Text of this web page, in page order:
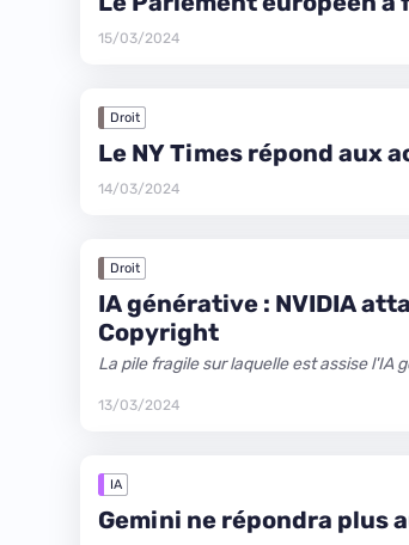
15/03/2024
Droit
Le NY Times répond aux
14/03/2024
Droit
IA générative : NVIDIA
Copyright
La pile fragile sur laquelle est assise l'IA
13/03/2024
IA
Gemini ne répondra plus